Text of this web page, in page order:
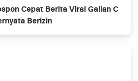
Cepat Berita Viral Galian C
Berizin